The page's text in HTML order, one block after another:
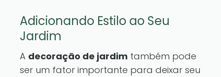
Adicionando Estilo ao Seu
Jardim
A decoração de jardim também pode
ser um fator importante para deixar seu